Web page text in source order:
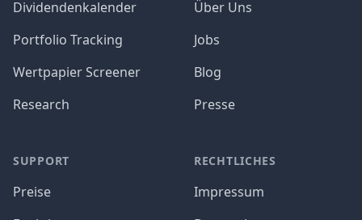
Dividendenkalender
Portfolio Tracking
Wertpapier Screener
Research
SUPPORT
Preise
Über Uns
Jobs
Blog
Presse
RECHTLICHES
Impressum